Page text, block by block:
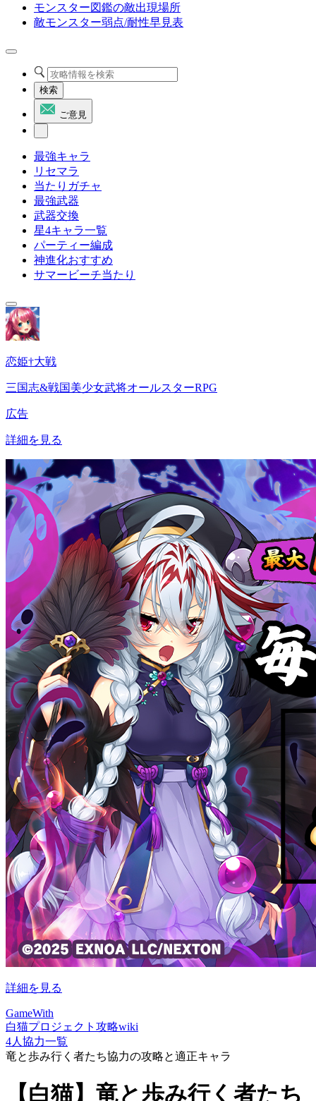
モンスター図鑑の敵出現場所
敵モンスター弱点/耐性早見表
検索
ご意見
最強キャラ
リセマラ
当たりガチャ
最強武器
武器交換
星4キャラ一覧
パーティー編成
神進化おすすめ
サマービーチ当たり
恋姫†大戦
三国志&戦国美少女武将オールスターRPG
広告
詳細を見る
詳細を見る
GameWith
白猫プロジェクト攻略wiki
4人協力一覧
竜と歩み行く者たち協力の攻略と適正キャラ
【白猫】竜と歩み行く者たち